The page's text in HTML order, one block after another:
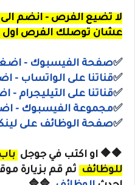
لا تضيع الفرص - انضم الى
عشان توصلك الفرص اول
✅صفحة الفيسبوك -
✅قناتنا على الواتساب -
✅قناتنا على التيليجرام -
✅مجموعة الفيسبوك -
✅صفحة الوظائف على
🔶🔶 او اكتب في جوجل
للوظائف
ثم قم بزيارة